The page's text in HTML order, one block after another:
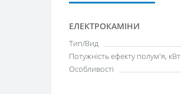
ЕЛЕКТРОКАМІНИ
Тип/Вид
Потужність ефекту полум'я, кВт
Особливості